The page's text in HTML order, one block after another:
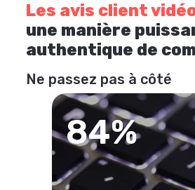
Les avis client
une manière
authentique de
Ne passez pas à côté
84%